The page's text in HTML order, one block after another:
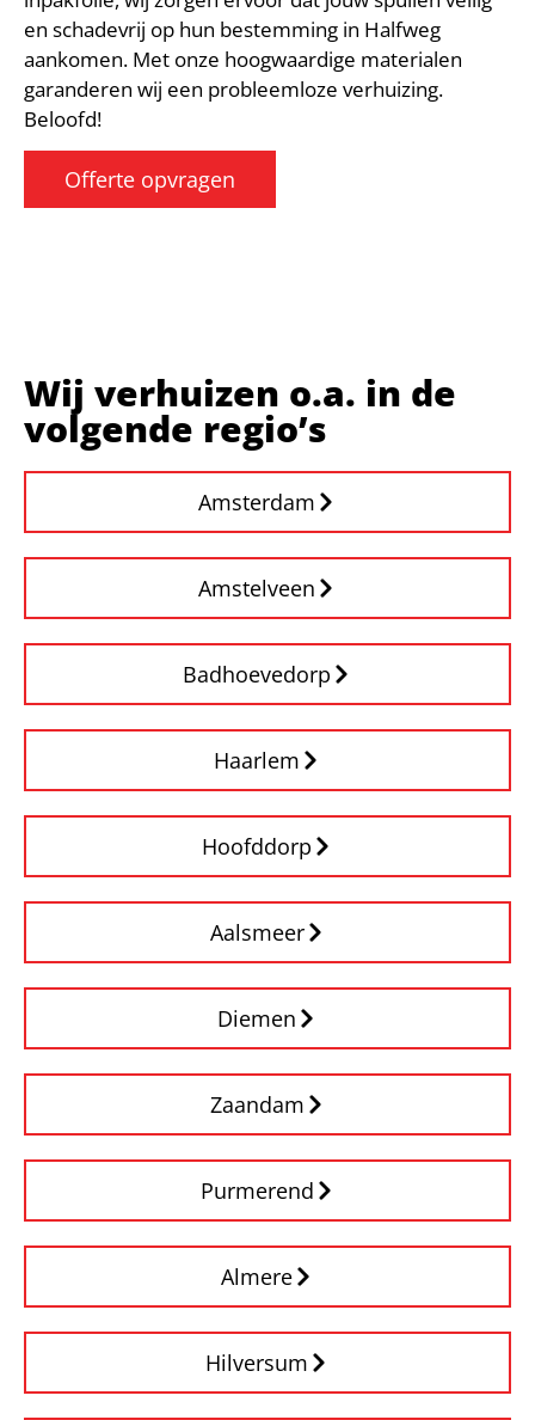
en schadevrij op hun bestemming in Halfweg
aankomen. Met onze hoogwaardige materialen
garanderen wij een probleemloze verhuizing.
Beloofd!
Offerte opvragen
Wij verhuizen o.a. in de
volgende regio’s
Amsterdam
Amstelveen
Badhoevedorp
Haarlem
Hoofddorp
Aalsmeer
Diemen
Zaandam
Purmerend
Almere
Hilversum